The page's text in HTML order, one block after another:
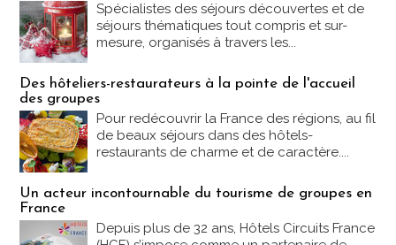
Spécialistes des séjours découvertes et de
séjours thématiques tout compris et sur-
mesure, organisés à travers les...
Des hôteliers-restaurateurs à la pointe de l'accueil
des groupes
Pour redécouvrir la France des régions, au fil
de beaux séjours dans des hôtels-
restaurants de charme et de caractère....
Un acteur incontournable du tourisme de groupes en
France
Depuis plus de 32 ans, Hôtels Circuits France